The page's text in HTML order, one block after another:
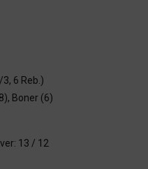
6 Reb.)
Boner (6)
13 / 12